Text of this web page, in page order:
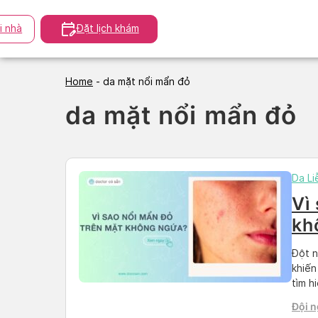
to
content
nhà Đặt lịch khám
Home - da mặt nổi mẩn đỏ
da mặt nổi mẩn đỏ
Da
Vì
Đột
tìm
nhân
Đội